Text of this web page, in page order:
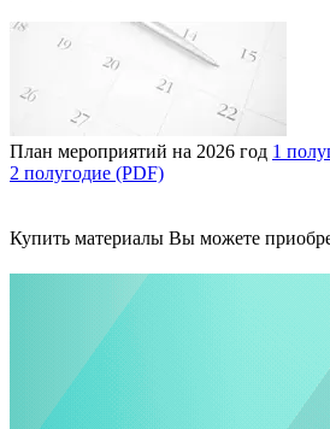
План мероприятий на 2026 год 1
2 полугодие (PDF)
Купить материалы Вы можете